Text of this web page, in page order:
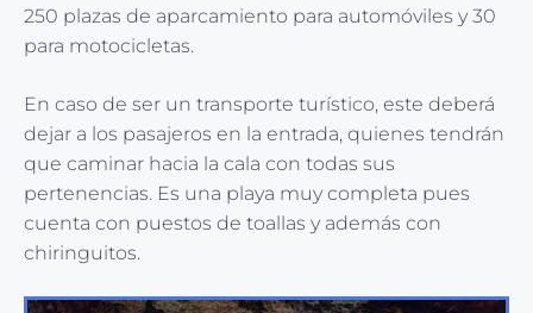
250 plazas de aparcamiento para automóviles y 30
para motocicletas.
En caso de ser un transporte turístico, este deberá
dejar a los pasajeros en la entrada, quienes tendrán
que caminar hacia la cala con todas sus
pertenencias. Es una playa muy completa pues
cuenta con puestos de toallas y además con
chiringuitos.